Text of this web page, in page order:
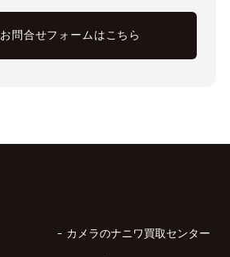
お問合せフォームはこちら
カメラのナニワ買取センター